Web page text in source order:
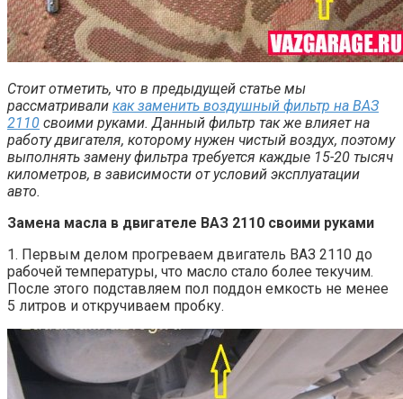
Стоит отметить, что в предыдущей статье мы
рассматривали как заменить воздушный фильтр на ВАЗ
2110 своими руками. Данный фильтр так же влияет на
работу двигателя, которому нужен чистый воздух, поэтому
выполнять замену фильтра требуется каждые 15-20 тысяч
километров, в зависимости от условий эксплуатации
авто.
Замена масла в двигателе ВАЗ 2110 своими руками
1. Первым делом прогреваем двигатель ВАЗ 2110 до
рабочей температуры, что масло стало более текучим.
После этого подставляем пол поддон емкость не менее
5 литров и откручиваем пробку.